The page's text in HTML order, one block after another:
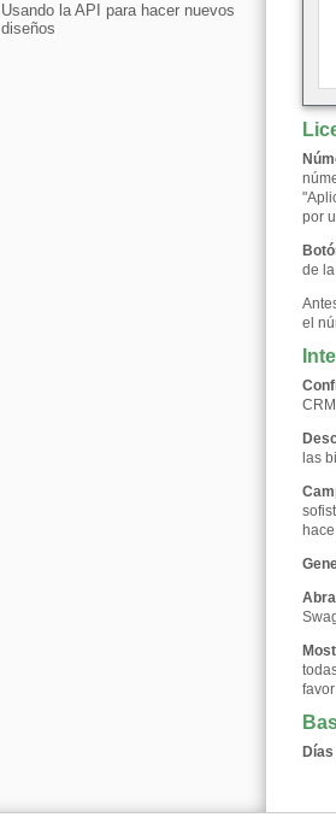
Usando la API para hacer nuevos
diseños
por
de
el
las